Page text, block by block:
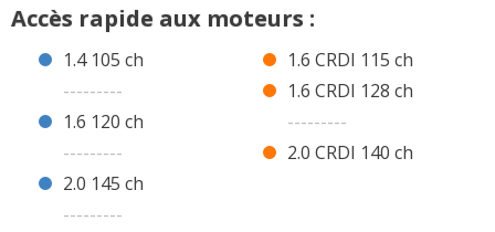
Accès rapide aux moteurs :
1.4 105 ch
---------
1.6 120 ch
---------
2.0 145 ch
---------
1.6 CRDI 115 ch
1.6 CRDI 128 ch
---------
2.0 CRDI 140 ch